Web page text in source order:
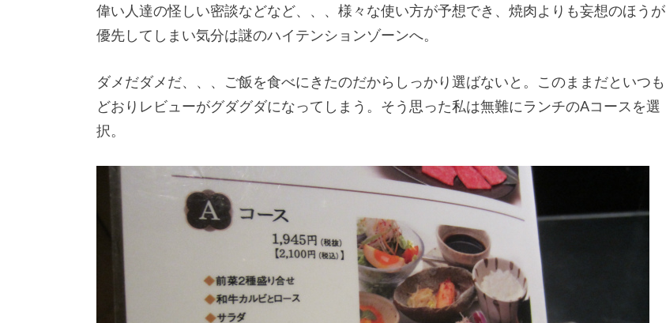
偉い人達の怪しい密談などなど、、、様々な使い方が予想でき、焼肉よりも妄想のほうが
優先してしまい気分は謎のハイテンションゾーンへ。
ダメだダメだ、、、ご飯を食べにきたのだからしっかり選ばないと。このままだといつも
どおりレビューがグダグダになってしまう。そう思った私は無難にランチのAコースを選
択。